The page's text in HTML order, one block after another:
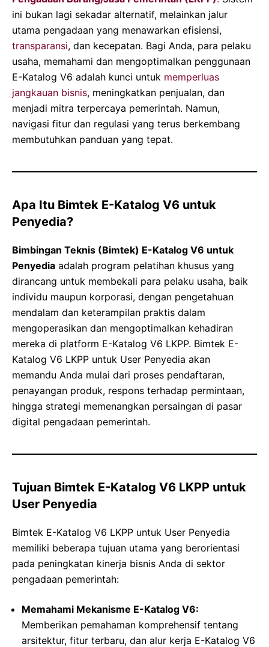
ini bukan lagi sekadar alternatif, melainkan jalur
utama pengadaan yang menawarkan efisiensi,
transparansi, dan kecepatan. Bagi Anda, para pelaku
usaha, memahami dan mengoptimalkan penggunaan
E-Katalog V6 adalah kunci untuk memperluas
jangkauan bisnis, meningkatkan penjualan, dan
menjadi mitra terpercaya pemerintah. Namun,
navigasi fitur dan regulasi yang terus berkembang
membutuhkan panduan yang tepat.
Apa Itu Bimtek E-Katalog V6 untuk
Penyedia?
Bimbingan Teknis (Bimtek) E-Katalog V6 untuk
Penyedia adalah program pelatihan khusus yang
dirancang untuk membekali para pelaku usaha, baik
individu maupun korporasi, dengan pengetahuan
mendalam dan keterampilan praktis dalam
mengoperasikan dan mengoptimalkan kehadiran
mereka di platform E-Katalog V6 LKPP. Bimtek E-
Katalog V6 LKPP untuk User Penyedia akan
memandu Anda mulai dari proses pendaftaran,
penayangan produk, respons terhadap permintaan,
hingga strategi memenangkan persaingan di pasar
digital pengadaan pemerintah.
Tujuan Bimtek E-Katalog V6 LKPP untuk
User Penyedia
Bimtek E-Katalog V6 LKPP untuk User Penyedia
memiliki beberapa tujuan utama yang berorientasi
pada peningkatan kinerja bisnis Anda di sektor
pengadaan pemerintah:
Memahami Mekanisme E-Katalog V6:
Memberikan pemahaman komprehensif tentang
arsitektur, fitur terbaru, dan alur kerja E-Katalog V6